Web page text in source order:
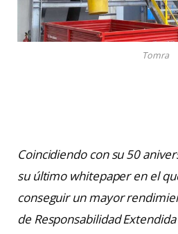
Tomra
Coincidiendo con su 50
su último whitepaper en el
conseguir un mayor
de Responsabilidad